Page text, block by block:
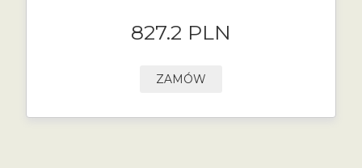
827.2 PLN
ZAMÓW